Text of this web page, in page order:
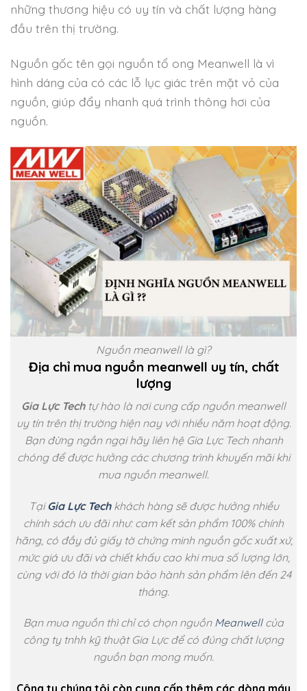
những thương hiệu có uy tín và chất lượng hàng
đầu trên thị trường.
Nguồn gốc tên gọi nguồn tổ ong Meanwell là vì
hình dáng của có các lỗ lục giác trên mặt vỏ của
nguồn, giúp đẩy nhanh quá trình thông hơi của
nguồn.
Nguồn meanwell là gì?
Địa chỉ mua nguồn meanwell uy tín, chất
lượng
Gia Lực Techtự hào là nơi cung cấp nguồn meanwell
uy tín trên thị trường hiện nay với nhiều năm hoạt động.
Bạn đừng ngần ngại hãy liên hệ Gia Lực Tech nhanh
chóng để được hưởng các chương trình khuyến mãi khi
mua nguồn meanwell.
Tại Gia Lực Techkhách hàng sẽ được hưởng nhiều
chính sách ưu đãi như: cam kết sản phẩm 100% chính
hãng, có đầy đủ giấy tờ chứng minh nguồn gốc xuất xứ,
mức giá ưu đãi và chiết khấu cao khi mua số lượng lớn,
cùng với đó là thời gian bảo hành sản phẩm lên đến 24
tháng.
Bạn mua nguồn thì chỉ có chọn nguồn Meanwellcủa
công ty tnhh kỹ thuật Gia Lực để có đúng chất lượng
nguồn bạn mong muốn.
Công ty chúng tôi còn cung cấp thêm các dòng máy